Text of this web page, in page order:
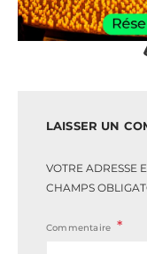
LAISSER UN
VOTRE ADRESSE
CHAMPS
Commentaire